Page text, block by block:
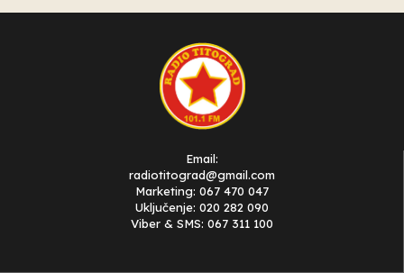
Email:
radiotitograd@gmail.com
Marketing: 067 470 047
Uključenje: 020 282 090
Viber & SMS: 067 311 100